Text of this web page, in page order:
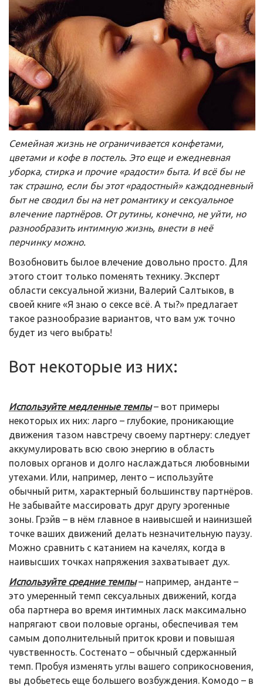
Семейная жизнь не ограничивается конфетами,
цветами и кофе в постель. Это еще и ежедневная
уборка, стирка и прочие «радости» быта. И всё бы не
так страшно, если бы этот «радостный» каждодневный
быт не сводил бы на нет романтику и сексуальное
влечение партнёров. От рутины, конечно, не уйти, но
разнообразить интимную жизнь, внести в неё
перчинку можно.
Возобновить былое влечение довольно просто. Для
этого стоит только поменять технику. Эксперт
области сексуальной жизни, Валерий Салтыков, в
своей книге «Я знаю о сексе всё. А ты?» предлагает
такое разнообразие вариантов, что вам уж точно
будет из чего выбрать!
Вот некоторые из них:
Используйте медленные темпы– вот примеры
некоторых их них: ларго – глубокие, проникающие
движения тазом навстречу своему партнеру: следует
аккумулировать всю свою энергию в область
половых органов и долго наслаждаться любовными
утехами. Или, например, ленто – используйте
обычный ритм, характерный большинству партнёров.
Не забывайте массировать друг другу эрогенные
зоны. Грэйв – в нём главное в наивысшей и наинизшей
точке ваших движений делать незначительную паузу.
Можно сравнить с катанием на качелях, когда в
наивысших точках напряжения захватывает дух.
Используйте средние темпы– например, анданте –
это умеренный темп сексуальных движений, когда
оба партнера во время интимных ласк максимально
напрягают свои половые органы, обеспечивая тем
самым дополнительный приток крови и повышая
чувственность. Состенато – обычный сдержанный
темп. Пробуя изменять углы вашего соприкосновения,
вы добьетесь еще большего возбуждения. Комодо – в